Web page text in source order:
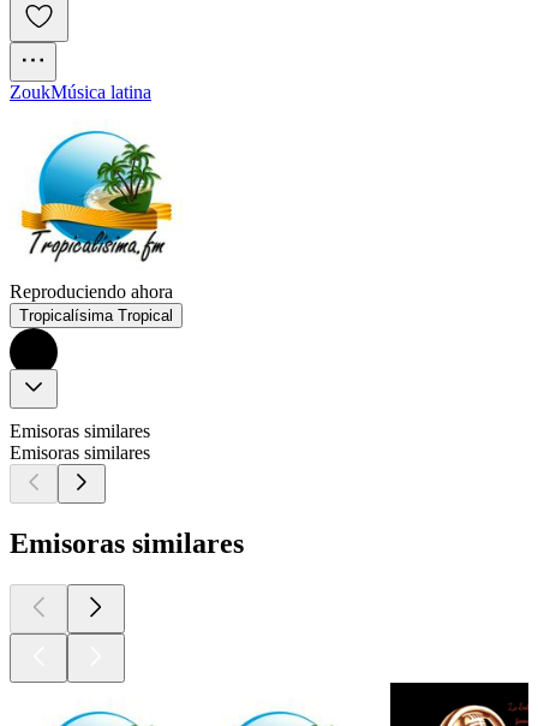
ZoukMúsica latina
Reproduciendo ahora
Tropicalísima Tropical
Emisoras similares
Emisoras similares
Emisoras similares